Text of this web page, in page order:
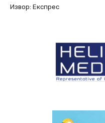
Извор: Експрес